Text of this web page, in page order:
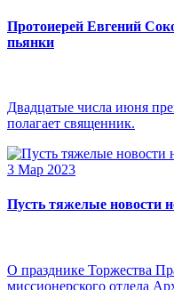
Протоиерей Евгений
пьянки
Двадцатые числа июня
полагает священник.
3 Мар 2023
Пусть тяжелые новости
О празднике Торжества
миссионерского отдела